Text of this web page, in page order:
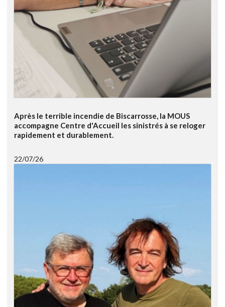
Après le terrible incendie de Biscarrosse, la MOUS
accompagne Centre d'Accueil les sinistrés à se reloger
rapidement et durablement.
22/07/26